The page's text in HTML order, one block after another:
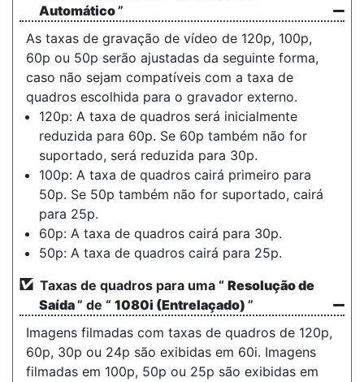
Automático”
As taxas de gravação de vídeo de 120p, 100p,
60p ou 50p serão ajustadas da seguinte forma,
caso não sejam compatíveis com a taxa de
quadros escolhida para o gravador externo.
120p: A taxa de quadros será inicialmente
reduzida para 60p. Se 60p também não for
suportado, será reduzida para 30p.
100p: A taxa de quadros cairá primeiro para
50p. Se 50p também não for suportado, cairá
para 25p.
60p: A taxa de quadros cairá para 30p.
50p: A taxa de quadros cairá para 25p.
Taxas de quadros para uma “ Resolução de
Saída” de “ 1080i (Entrelaçado) ”
Imagens filmadas com taxas de quadros de 120p,
60p, 30p ou 24p são exibidas em 60i. Imagens
filmadas em 100p, 50p ou 25p são exibidas em